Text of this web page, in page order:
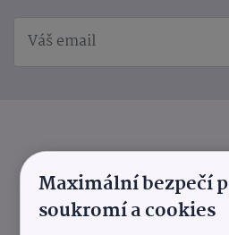
Maximální bezpečí
soukromí a cookies